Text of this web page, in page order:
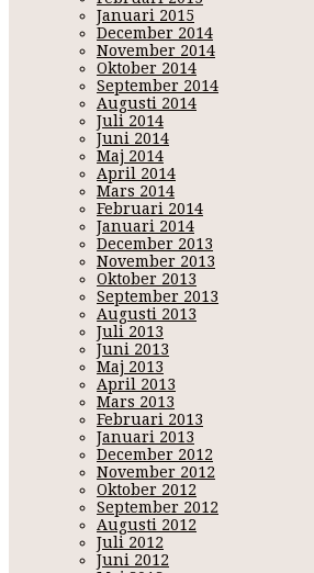
Januari 2015
December 2014
November 2014
Oktober 2014
September 2014
Augusti 2014
Juli 2014
Juni 2014
Maj 2014
April 2014
Mars 2014
Februari 2014
Januari 2014
December 2013
November 2013
Oktober 2013
September 2013
Augusti 2013
Juli 2013
Juni 2013
Maj 2013
April 2013
Mars 2013
Februari 2013
Januari 2013
December 2012
November 2012
Oktober 2012
September 2012
Augusti 2012
Juli 2012
Juni 2012